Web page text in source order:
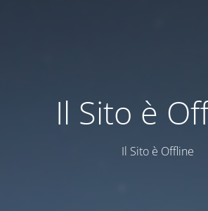
Il Sito è
Il Sito è Offline